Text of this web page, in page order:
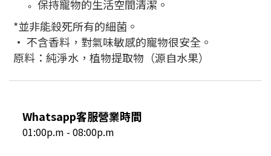
保持寵物的生活空間清潔。
*並非能殺死所有的細菌。
• 不含香料，對氣味敏感的寵物很安全。
原料：純淨水，植物提取物（源自水果）
Whatsapp客服營業時間
01:00p.m - 08:00p.m